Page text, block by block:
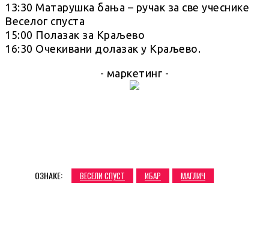
13:30 Матарушка бања – ручак за све учеснике
Веселог спуста
15:00 Полазак за Краљево
16:30 Очекивани долазак у Краљево.
- маркетинг -
ОЗНАКЕ: ВЕСЕЛИ СПУСТ ИБАР МАГЛИЧ